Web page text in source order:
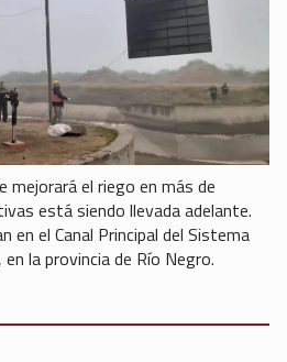
mejorará el riego en más de
está siendo llevada adelante.
en el Canal Principal del Sistema
la provincia de Río Negro.